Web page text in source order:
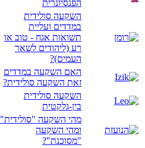
הפנסיונרית
השקעה סולידית
במדדים ועליית
תשואות אגח - טוב או
רע (ליהודים לשאר
העמים)?
האם השקעה במדדים
זאת השקעה סולידית?
השקעה סולידית
בין-גלקטית
מהי השקעה "סולידית"
ומהי השקעה
"מסוכנת"?